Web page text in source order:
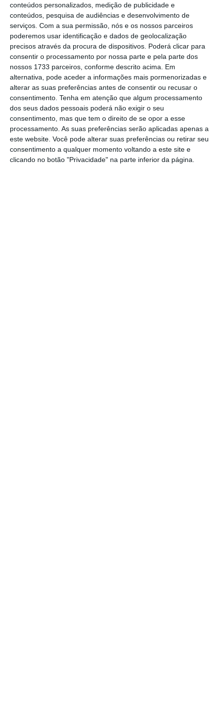
conteúdos personalizados, medição de publicidade e
conteúdos, pesquisa de audiências e desenvolvimento de
serviços. Com a sua permissão, nós e os nossos parceiros
poderemos usar identificação e dados de geolocalização
precisos através da procura de dispositivos. Poderá clicar para
consentir o processamento por nossa parte e pela parte dos
nossos 1733 parceiros, conforme descrito acima. Em
alternativa, pode aceder a informações mais pormenorizadas e
alterar as suas preferências antes de consentir ou recusar o
consentimento. Tenha em atenção que algum processamento
dos seus dados pessoais poderá não exigir o seu
consentimento, mas que tem o direito de se opor a esse
processamento. As suas preferências serão aplicadas apenas a
este website. Você pode alterar suas preferências ou retirar seu
consentimento a qualquer momento voltando a este site e
clicando no botão "Privacidade" na parte inferior da página.
como uma extensão natural de ferramentas
que há muito tempo contribuem para a
eficiência operacional”, acrescentou.
A IA está a transformar de forma
decisiva o setor dos contact
centers, assumindo um papel
cada vez mais relevante na
modernização, eficiência e
personalização do atendimento